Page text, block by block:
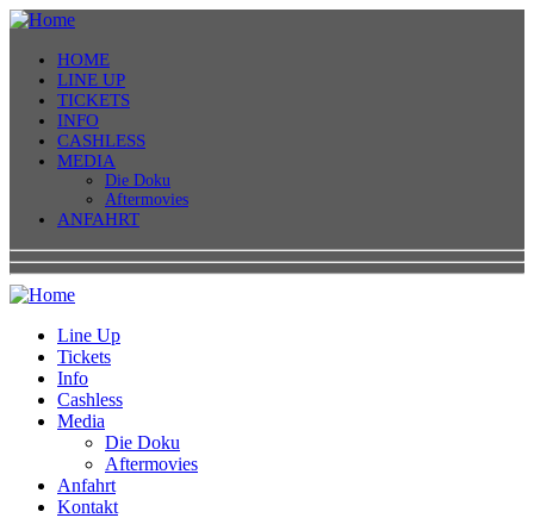
HOME
LINE UP
TICKETS
INFO
CASHLESS
MEDIA
Die Doku
Aftermovies
ANFAHRT
Line Up
Tickets
Info
Cashless
Media
Die Doku
Aftermovies
Anfahrt
Kontakt